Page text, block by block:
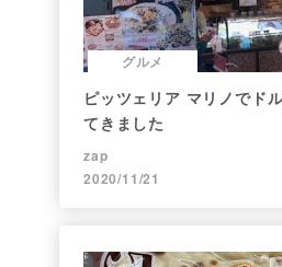
グルメ
ピッツェリア マリノでド
てきました
zap
2020/11/21